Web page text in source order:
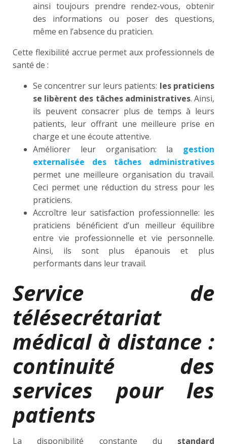
ainsi toujours prendre rendez-vous, obtenir
des informations ou poser des questions,
même en l’absence du praticien.
Cette flexibilité accrue permet aux professionnels de
santé de :
Se concentrer sur leurs patients: les praticiens
se libèrent des tâches administratives. Ainsi,
ils peuvent consacrer plus de temps à leurs
patients, leur offrant une meilleure prise en
charge et une écoute attentive.
Améliorer leur organisation: la gestion
externalisée des tâches administratives
permet une meilleure organisation du travail.
Ceci permet une réduction du stress pour les
praticiens.
Accroître leur satisfaction professionnelle: les
praticiens bénéficient d’un meilleur équilibre
entre vie professionnelle et vie personnelle.
Ainsi, ils sont plus épanouis et plus
performants dans leur travail.
Service de
télésecrétariat
médical à distance :
continuité des
services pour les
patients
La disponibilité constante du standard